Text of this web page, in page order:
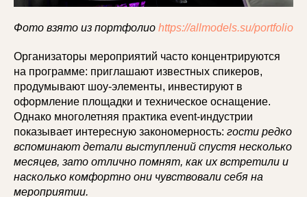
Фото взято из портфолио https://allmodels.su/portfolio
Организаторы мероприятий часто концентрируются
на программе: приглашают известных спикеров,
продумывают шоу-элементы, инвестируют в
оформление площадки и техническое оснащение.
Однако многолетняя практика event-индустрии
показывает интересную закономерность: гости редко
вспоминают детали выступлений спустя несколько
месяцев, зато отлично помнят, как их встретили и
насколько комфортно они чувствовали себя на
мероприятии.